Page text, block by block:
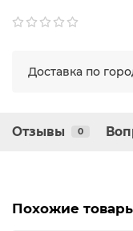
Доставка по
Отзывы 0
Похожие